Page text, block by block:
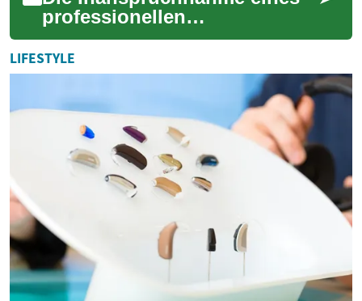
professionellen
Reinigungsservices in der
Schweiz wird immer beliebter.
Viele Menschen schä...
LIFESTYLE